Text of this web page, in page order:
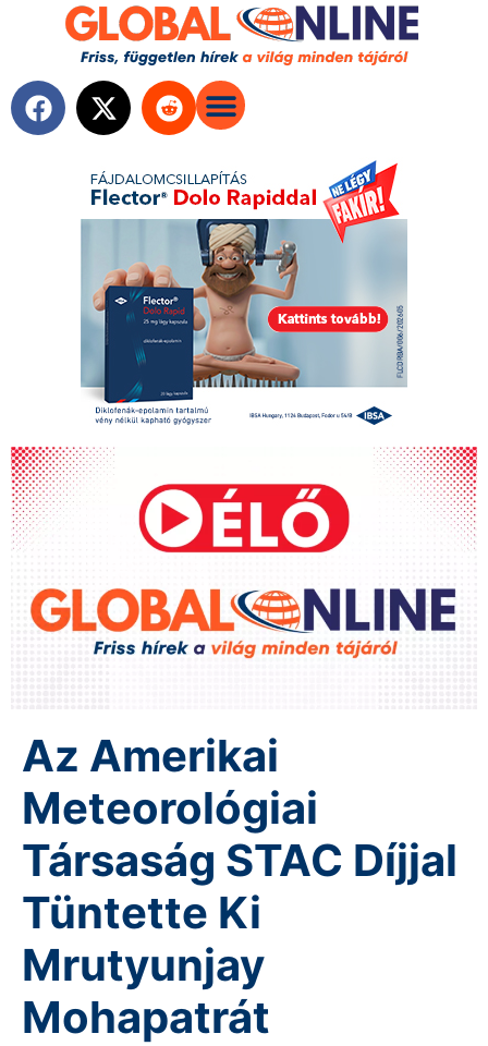
Az Amerikai
Meteorológiai
Társaság STAC Díjjal
Tüntette Ki
Mrutyunjay
Mohapatrát